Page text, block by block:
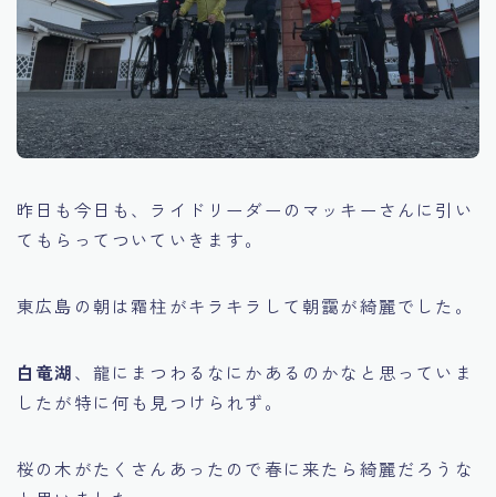
昨日も今日も、ライドリーダーのマッキーさんに引い
てもらってついていきます。
東広島の朝は霜柱がキラキラして朝靄が綺麗でした。
白竜湖、龍にまつわるなにかあるのかなと思っていま
したが特に何も見つけられず。
桜の木がたくさんあったので春に来たら綺麗だろうな